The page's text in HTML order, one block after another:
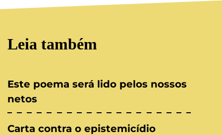
Leia também
Este poema será lido pelos nossos
netos
Carta contra o epistemicídio